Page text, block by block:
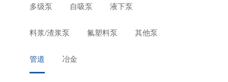
多级泵 自吸泵 液下泵
料浆/渣浆泵 氟塑料泵 其他泵
管道 冶金